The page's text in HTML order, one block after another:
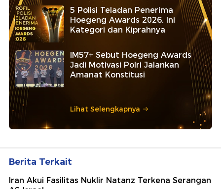
5 Polisi Teladan Penerima
Hoegeng Awards 2026, Ini
Kategori dan Kiprahnya
IM57+ Sebut Hoegeng Awards
Jadi Motivasi Polri Jalankan
Amanat Konstitusi
Lihat Selengkapnya
Berita Terkait
Iran Akui Fasilitas Nuklir Natanz Terkena Serangan